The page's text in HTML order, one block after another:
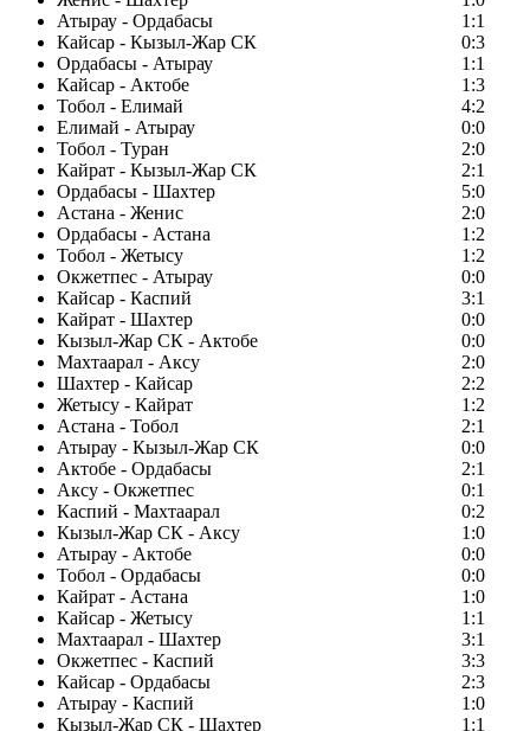
Атырау - Ордабасы
1:1
Кайсар - Кызыл-Жар СК
0:3
Ордабасы - Атырау
1:1
Кайсар - Актобе
1:3
Тобол - Елимай
4:2
Елимай - Атырау
0:0
Тобол - Туран
2:0
Кайрат - Кызыл-Жар СК
2:1
Ордабасы - Шахтер
5:0
Астана - Женис
2:0
Ордабасы - Астана
1:2
Тобол - Жетысу
1:2
Окжетпес - Атырау
0:0
Кайсар - Каспий
3:1
Кайрат - Шахтер
0:0
Кызыл-Жар СК - Актобе
0:0
Махтаарал - Аксу
2:0
Шахтер - Кайсар
2:2
Жетысу - Кайрат
1:2
Астана - Тобол
2:1
Атырау - Кызыл-Жар СК
0:0
Актобе - Ордабасы
2:1
Аксу - Окжетпес
0:1
Каспий - Махтаарал
0:2
Кызыл-Жар СК - Аксу
1:0
Атырау - Актобе
0:0
Тобол - Ордабасы
0:0
Кайрат - Астана
1:0
Кайсар - Жетысу
1:1
Махтаарал - Шахтер
3:1
Окжетпес - Каспий
3:3
Кайсар - Ордабасы
2:3
Атырау - Каспий
1:0
Кызыл-Жар СК - Шахтер
1:1